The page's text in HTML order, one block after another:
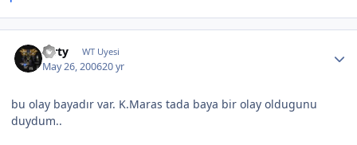
Mrty WT Uyesi
May 26, 200620 yr
bu olay bayadır var. K.Maras tada baya bir olay oldugunu
duydum..